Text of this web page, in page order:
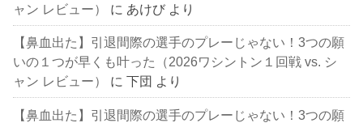
ャン レビュー）
に あけび より
【鼻血出た】引退間際の選手のプレーじゃない！3つの願
いの１つが早くも叶った（2026ワシントン１回戦 vs. シ
ャン レビュー）
に下団 より
【鼻血出た】引退間際の選手のプレーじゃない！3つの願